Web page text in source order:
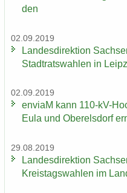
den
02.09.2019
Lan­des­di­rek­ti­on
Stadt­rats­wah­len in
02.09.2019
en­viaM kann 110-​kV-
Eula und Ober­els­dorf
29.08.2019
Lan­des­di­rek­ti­on
Kreis­tags­wah­len im